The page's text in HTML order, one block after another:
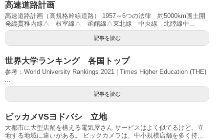
高速道路計画
高速道路計画（高規格幹線道路） 1957～6つの法律 約5000km国土開
発縦貫稚内線△ 根室線△ 函館線△東北線 中央線 北陸線中...
記事を読む
世界大学ランキング 各国トップ
参考：World University Rankings 2021 | Times Higher Education (THE)
...
記事を読む
ビッカメVSヨドバシ 立地
大都市に大型店舗を構える電気屋さん サービスはよく似てるけど、立
地する地域に違いがある。 ビックカメラは、中小規模店舗を多く持...